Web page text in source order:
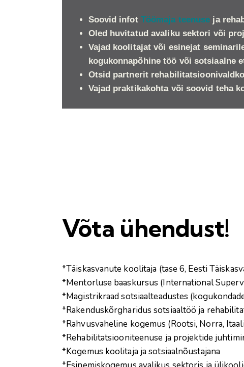
Soovid infot Töömaja teenuse ja
Oled huvitatud avaliku sektori või
Vajad koolitajat või esinejat
kogukonnapõhine töö või sotsiaalne
Otsid partnerit
Vajad praktikakohta või soovid teha
Võta ühendust!
*Täiskasvanute koolitaja (tase 6, Eesti
*Mentorluse baaskursus (International
*Magistrikraad sotsiaalteadustes
*Rakenduskõrgharidus sotsiaaltöö ja
*Rahvusvaheline kogemus (Rootsi, Norra,
*Rehabilitatsiooniteenuse ja projektide
*Kogemus koolitaja ja sotsiaalnõustajana